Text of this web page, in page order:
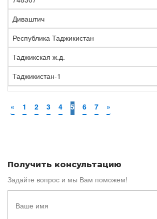
Диваштич
Республика Таджикистан
Таджикская ж.д.
Таджикистан-1
« 1 2 3 4 5 6 7 »
Получить консультацию
Задайте вопрос и мы Вам поможем!